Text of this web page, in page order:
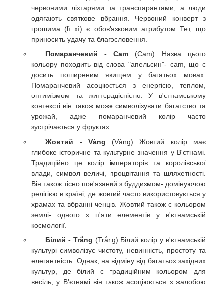
червоними ліхтарями та транспарантами, а люди
одягають святкове вбрання. Червоний конверт з
грошима (lì xì) є обов'язковим атрибутом Тет, що
приносить удачу та благословення.
Помаранчевий - Cam(Cam) Назва цього
кольору походить від слова "апельсин"- cam, що є
досить поширеним явищем у багатьох мовах.
Помаранчевий асоціюється з енергією, теплом,
оптимізмом та життєрадісністю. У в'єтнамському
контексті він також може символізувати багатство та
урожай, адже помаранчевий колір часто
зустрічається у фруктах.
Жовтий - Vàng (Vàng) Жовтий колір має
глибоке історичне та культурне значення у В'єтнамі.
Традиційно це колір імператорів та королівської
влади, символ величі, процвітання та шляхетності.
Він також тісно пов'язаний з буддизмом- домінуючою
релігією в країні, де жовтий часто використовується у
храмах та вбранні ченців. Жовтий також є кольором
землі- одного з п'яти елементів у в'єтнамській
космології.
Білий - Trắng (Trắng) Білий колір у в'єтнамській
культурі символізує чистоту, невинність, простоту та
елегантність. Однак, на відміну від багатьох західних
культур, де білий є традиційним кольором для
весіль, у В'єтнамі він також асоціюється з жалобою